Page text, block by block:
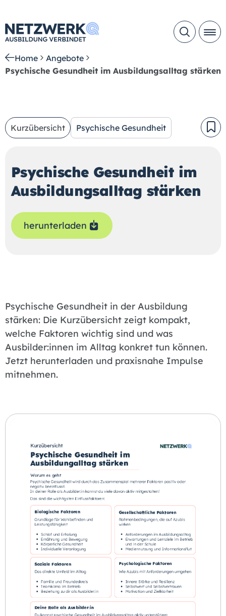
Home
Angebote
Psychische Gesundheit im Ausbildungsalltag stärken
Kurzübersicht Psychische Gesundheit
Psychische Gesundheit im
Ausbildungsalltag stärken
herunterladen
Psychische Gesundheit in der Ausbildung
stärken: Die Kurzübersicht zeigt kompakt,
welche Faktoren wichtig sind und was
Ausbilder:innen im Alltag konkret tun können.
Jetzt herunterladen und praxisnahe Impulse
mitnehmen.